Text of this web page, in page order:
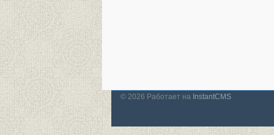
© 2026 Работает на InstantCMS